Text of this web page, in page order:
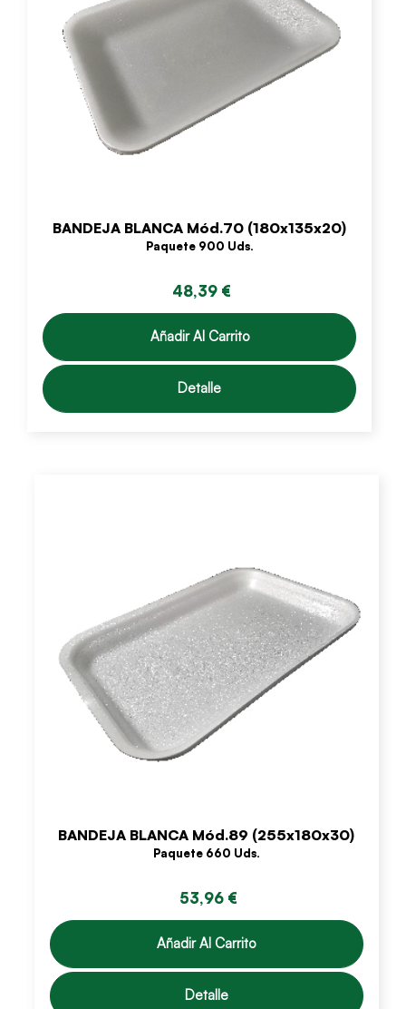
BANDEJA BLANCA Mód.70 (180x135x20)
Paquete 900 Uds.
48,39 €
Añadir Al Carrito
Detalle
BANDEJA BLANCA Mód.89 (255x180x30)
Paquete 660 Uds.
53,96 €
Añadir Al Carrito
Detalle